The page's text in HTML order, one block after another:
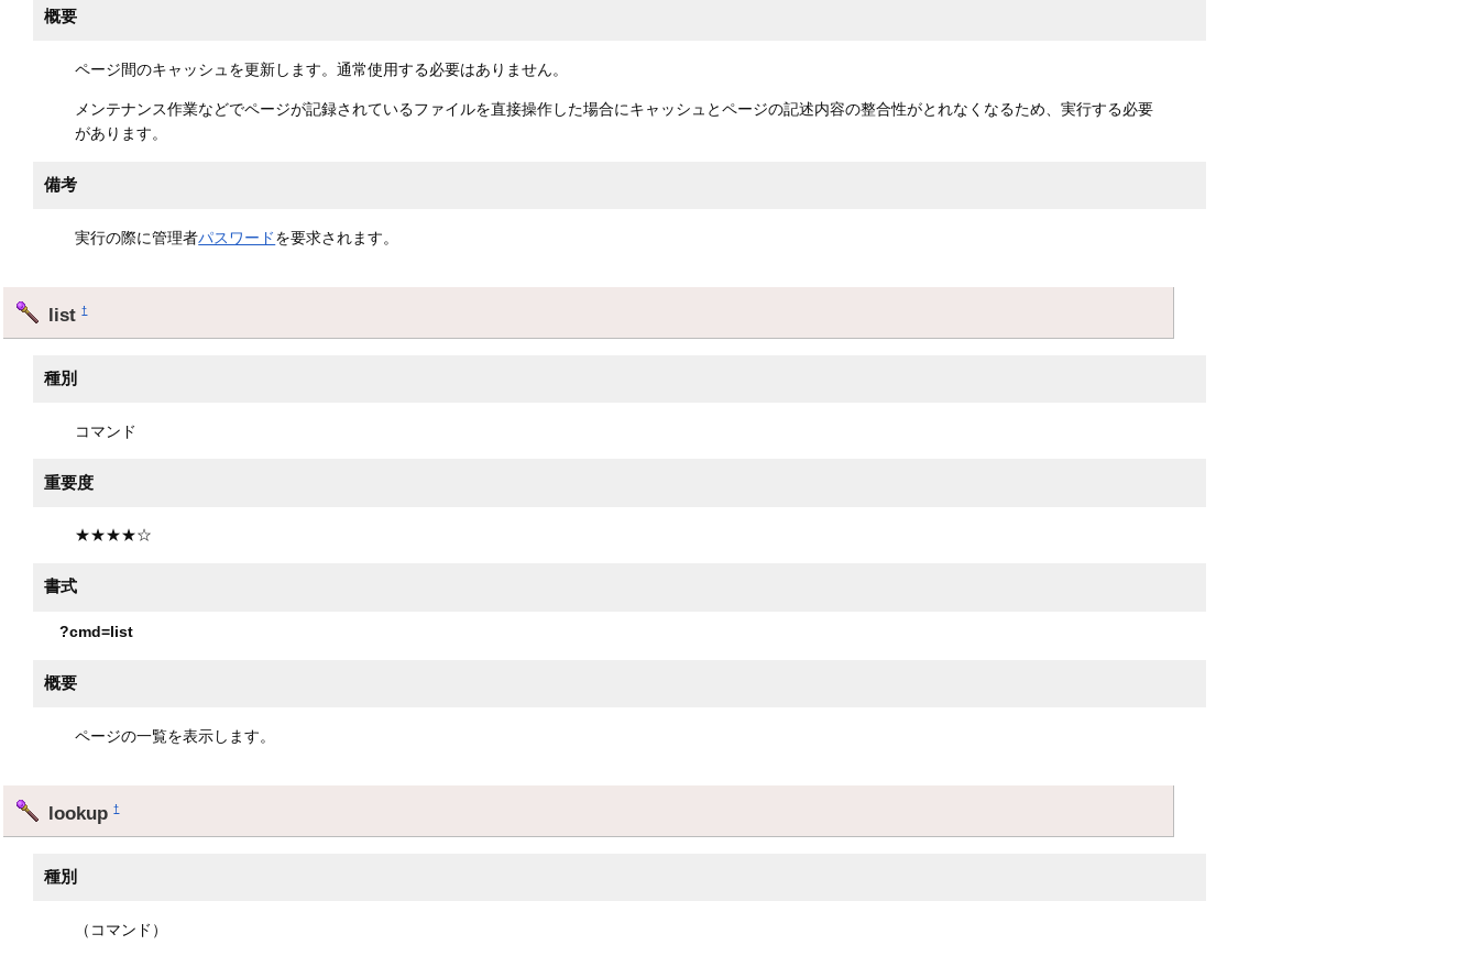
概要
ページ間のキャッシュを更新します。通常使用する必要はありません。
メンテナンス作業などでページが記録されているファイルを直接操作した場合にキャッシュとページの記述内容の整合性がとれなくなるため、実行する必要
があります。
備考
実行の際に管理者パスワードを要求されます。
list†
種別
コマンド
重要度
★★★★☆
書式
?cmd=list
概要
ページの一覧を表示します。
lookup†
種別
（コマンド）